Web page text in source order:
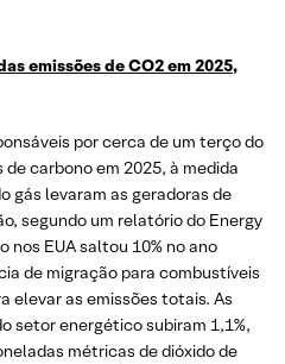
emissões de CO2 em 2025,
​​por cerca de um terço do
carbono em 2025, à medida
gás levaram as geradoras de
segundo um relatório do Energy
EUA saltou 10% no ano
de migração para combustíveis
elevar as emissões totais. As
setor energético subiram 1,1%,
métricas de dióxido de